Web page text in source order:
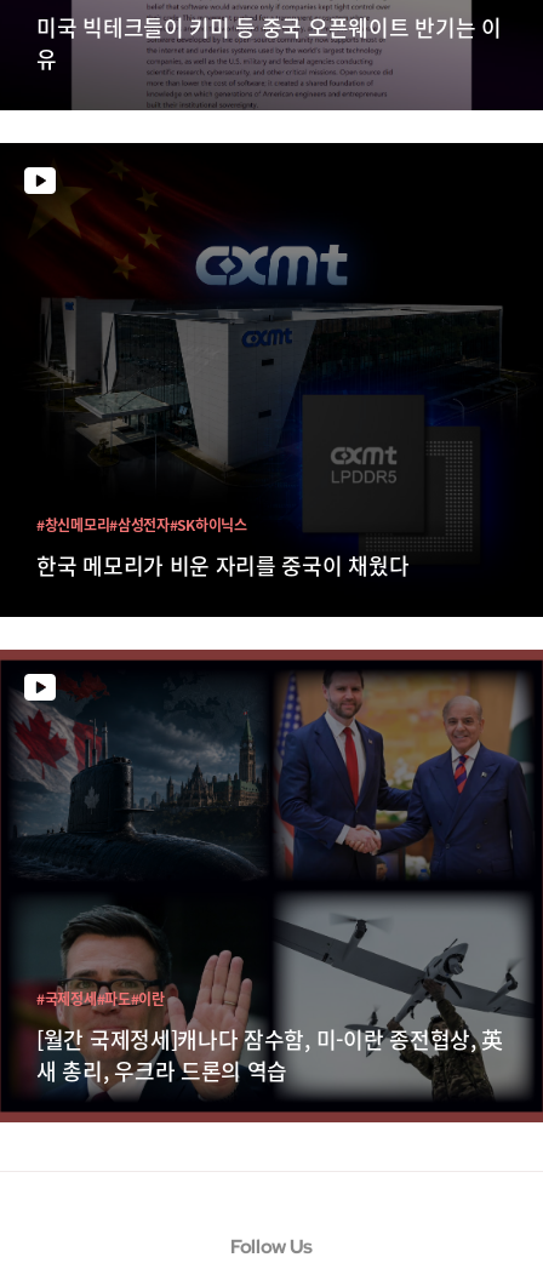
미국 빅테크들이 키미 등 중국 오픈웨이트 반기는 이
유
한국 메모리가 비운 자리를 중국이 채웠다
#창신메모리#삼성전자#SK하이닉스
[월간 국제정세]캐나다 잠수함, 미-이란 종전협상, 英
새 총리, 우크라 드론의 역습
#국제정세#파도#이란
Follow Us